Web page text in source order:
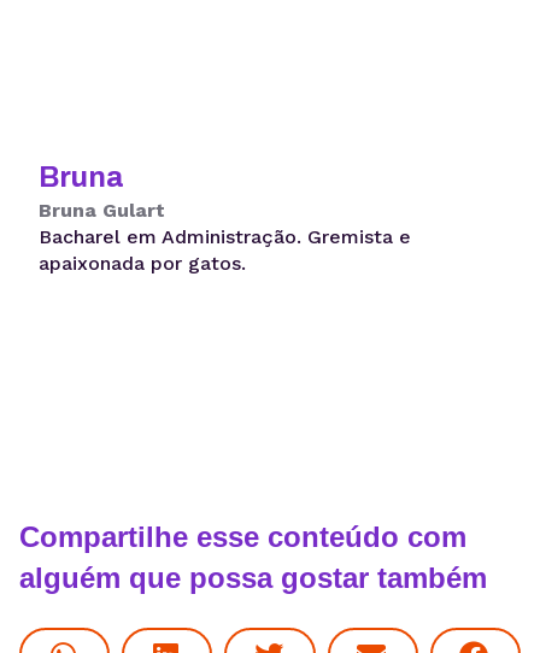
Bruna
Bruna Gulart
Bacharel em Administração. Gremista e
apaixonada por gatos.
Compartilhe esse conteúdo com
alguém que possa gostar também